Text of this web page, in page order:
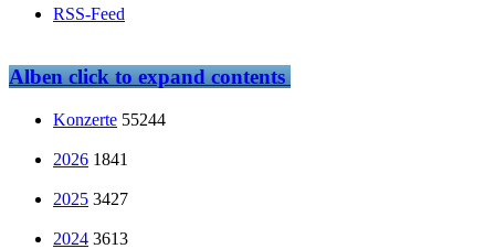
RSS-Feed
Albenclick to expand contents
Konzerte 55244
2026 1841
2025 3427
2024 3613